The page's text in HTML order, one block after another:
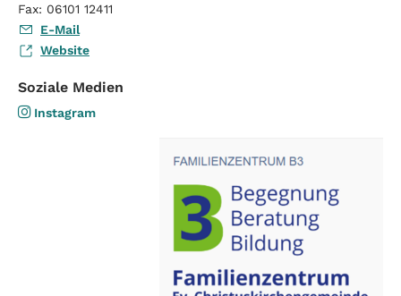
Fax: 06101 12411
E-Mail
Website
Soziale Medien
Instagram:
Instagram